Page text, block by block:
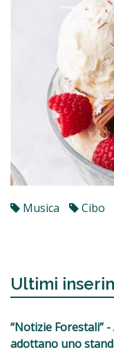
Musica Cibo
Ultimi
“Notizie Forestali”
adottano uno